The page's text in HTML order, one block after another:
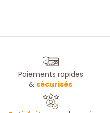
Paiements rapides
&sécurisés